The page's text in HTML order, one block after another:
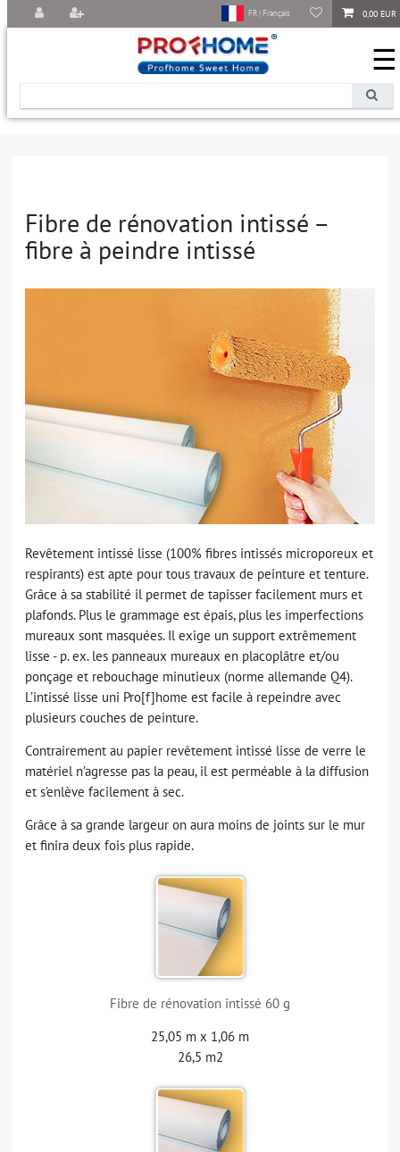
0,00 EUR
FR | Français
☰
Fibre de rénovation intissé –
fibre à peindre intissé
Revêtement intissé lisse (100% fibres intissés microporeux et
respirants) est apte pour tous travaux de peinture et tenture.
Grâce à sa stabilité il permet de tapisser facilement murs et
plafonds. Plus le grammage est épais, plus les imperfections
mureaux sont masquées. Il exige un support extrêmement
lisse - p. ex. les panneaux mureaux en placoplâtre et/ou
ponçage et rebouchage minutieux (norme allemande Q4).
L’intissé lisse uni Pro[f]home est facile à repeindre avec
plusieurs couches de peinture.
Contrairement au papier revêtement intissé lisse de verre le
matériel n’agresse pas la peau, il est perméable à la diffusion
et s’enlève facilement à sec.
Grâce à sa grande largeur on aura moins de joints sur le mur
et finira deux fois plus rapide.
Fibre de rénovation intissé 60 g
25,05 m x 1,06 m
26,5 m2